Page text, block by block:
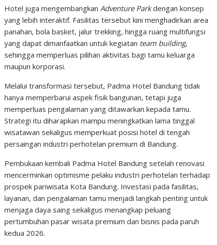
Hotel juga mengembangkan Adventure Parkdengan konsep
yang lebih interaktif. Fasilitas tersebut kini menghadirkan area
panahan, bola basket, jalur trekking, hingga ruang multifungsi
yang dapat dimanfaatkan untuk kegiatan team building,
sehingga memperluas pilihan aktivitas bagi tamu keluarga
maupun korporasi.
Melalui transformasi tersebut, Padma Hotel Bandung tidak
hanya memperbarui aspek fisik bangunan, tetapi juga
memperluas pengalaman yang ditawarkan kepada tamu.
Strategi itu diharapkan mampu meningkatkan lama tinggal
wisatawan sekaligus memperkuat posisi hotel di tengah
persaingan industri perhotelan premium di Bandung.
Pembukaan kembali Padma Hotel Bandung setelah renovasi
mencerminkan optimisme pelaku industri perhotelan terhadap
prospek pariwisata Kota Bandung. Investasi pada fasilitas,
layanan, dan pengalaman tamu menjadi langkah penting untuk
menjaga daya saing sekaligus menangkap peluang
pertumbuhan pasar wisata premium dan bisnis pada paruh
kedua 2026.